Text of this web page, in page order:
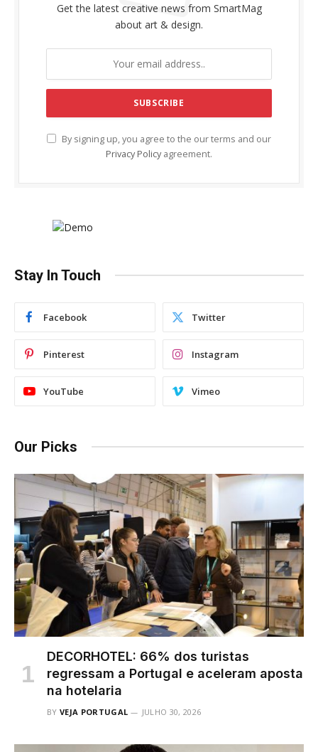
Get the latest creative news from SmartMag
about art & design.
By signing up, you agree to the our terms and our
Privacy Policy agreement.
Stay In Touch
Facebook Twitter
Pinterest Instagram
YouTube Vimeo
Our Picks
DECORHOTEL: 66% dos turistas
regressam a Portugal e aceleram aposta
na hotelaria
BY VEJA PORTUGAL JULHO 30, 2026